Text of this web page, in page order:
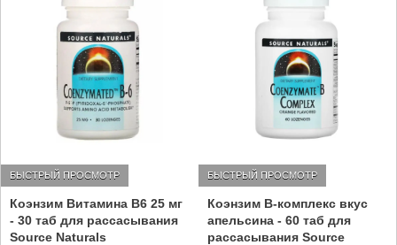
Коэнзим Витамина В6 25 мг
- 30 таб для рассасывания
Source Naturals
БЫСТРЫЙ ПРОСМОТР
Коэнзим В-комплекс вкус
апельсина - 60 таб для
рассасывания Source
БЫСТРЫЙ ПРОСМОТР